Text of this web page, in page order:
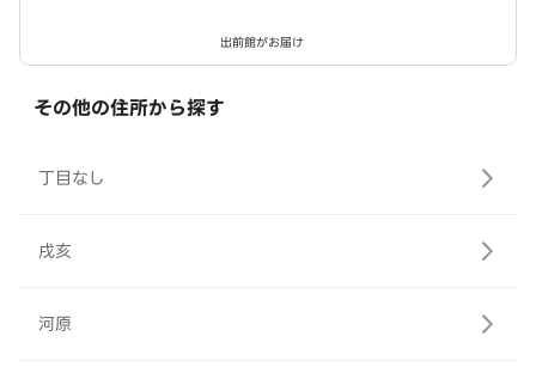
出前館がお届け
その他の住所から探す
丁目なし
戌亥
河原